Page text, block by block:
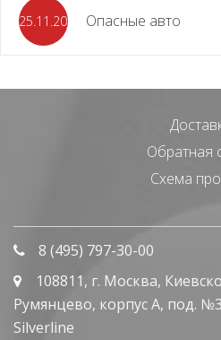
25.11.2023 Опасные авто
Обратная
Схема
8 (495) 797-30-00
108811, г. Москва,
Румянцево, корпус А, под.
Silverline